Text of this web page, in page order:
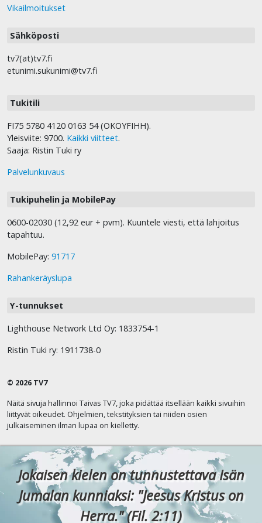
Vikailmoitukset
Sähköposti
tv7(at)tv7.fi
etunimi.sukunimi@tv7.fi
Tukitili
FI75 5780 4120 0163 54 (OKOYFIHH).
Yleisviite: 9700. Kaikki viitteet.
Saaja: Ristin Tuki ry
Palvelunkuvaus
Tukipuhelin ja MobilePay
0600-02030 (12,92 eur + pvm). Kuuntele viesti, että lahjoitus
tapahtuu.
MobilePay: 91717
Rahankeräyslupa
Y-tunnukset
Lighthouse Network Ltd Oy: 1833754-1
Ristin Tuki ry: 1911738-0
© 2026 TV7
Näitä sivuja hallinnoi Taivas TV7, joka pidättää itsellään kaikki sivuihin
liittyvät oikeudet. Ohjelmien, tekstityksien tai niiden osien
julkaiseminen ilman lupaa on kielletty.
Jokaisen kielen on tunnustettava Isän
Jumalan kunniaksi: "Jeesus Kristus on
Herra." (Fil. 2:11)